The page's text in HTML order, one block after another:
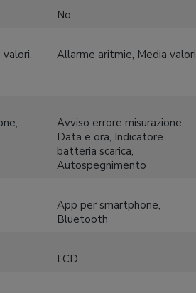
No
Allarme aritmie, Media valori
Avviso errore misurazione,
Data e ora, Indicatore
batteria scarica,
Autospegnimento
App per smartphone,
Bluetooth
LCD